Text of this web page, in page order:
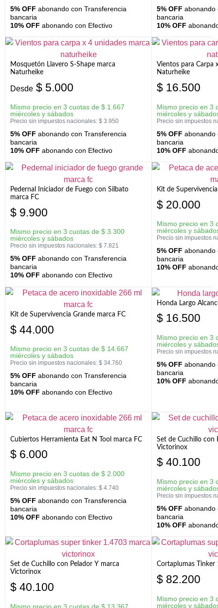
5% OFF abonando con Transferencia
bancaria
10% OFF abonando con Efectivo
5% OFF abonando
bancaria
10% OFF
Mosquetón Llavero S-Shape marca
Naturheike
Desde $ 5.000
Mismo precio en 3 cuotas de $ 1.667
miércoles y sábados
Precio sin impuestos nacionales: $ 3.950
5% OFF abonando con Transferencia
bancaria
10% OFF abonando con Efectivo
Vientos para Carpa
Naturheike
$ 16.500
Mismo precio en 3
miércoles y
Precio sin impuestos
5% OFF abonando
bancaria
10% OFF
Pedernal Iniciador de Fuego con Silbato
marca FC
$ 9.900
Mismo precio en 3 cuotas de $ 3.300
miércoles y sábados
Precio sin impuestos nacionales: $ 7.821
5% OFF abonando con Transferencia
bancaria
10% OFF abonando con Efectivo
Kit de
$ 20.000
Mismo precio en 3
miércoles y
Precio sin impuestos
5% OFF abonando
bancaria
10% OFF
Kit de Supervivencia Grande marca FC
$ 44.000
Mismo precio en 3 cuotas de $ 14.667
miércoles y sábados
Precio sin impuestos nacionales: $ 34.760
5% OFF abonando con Transferencia
bancaria
10% OFF abonando con Efectivo
Honda Largo
$ 16.500
Mismo precio en 3
miércoles y
Precio sin impuestos
5% OFF abonando
bancaria
10% OFF
Cubiertos Herramienta Eat N Tool marca FC
$ 6.000
Mismo precio en 3 cuotas de $ 2.000
miércoles y sábados
Precio sin impuestos nacionales: $ 4.740
5% OFF abonando con Transferencia
bancaria
10% OFF abonando con Efectivo
Set de Cuchillo con
Victorinox
$ 40.100
Mismo precio en 3
miércoles y
Precio sin impuestos
5% OFF abonando
bancaria
10% OFF
Set de Cuchillo con Pelador Y marca
Victorinox
$ 40.100
Mismo precio en 3 cuotas de $ 13.367
Cortaplumas
$ 82.200
Mismo precio en 3
miércoles y